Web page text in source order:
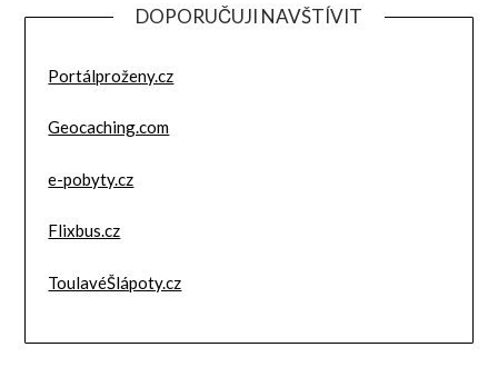
DOPORUČUJI NAVŠTÍVIT
Portálproženy.cz
Geocaching.com
e-pobyty.cz
Flixbus.cz
ToulavéŠlápoty.cz